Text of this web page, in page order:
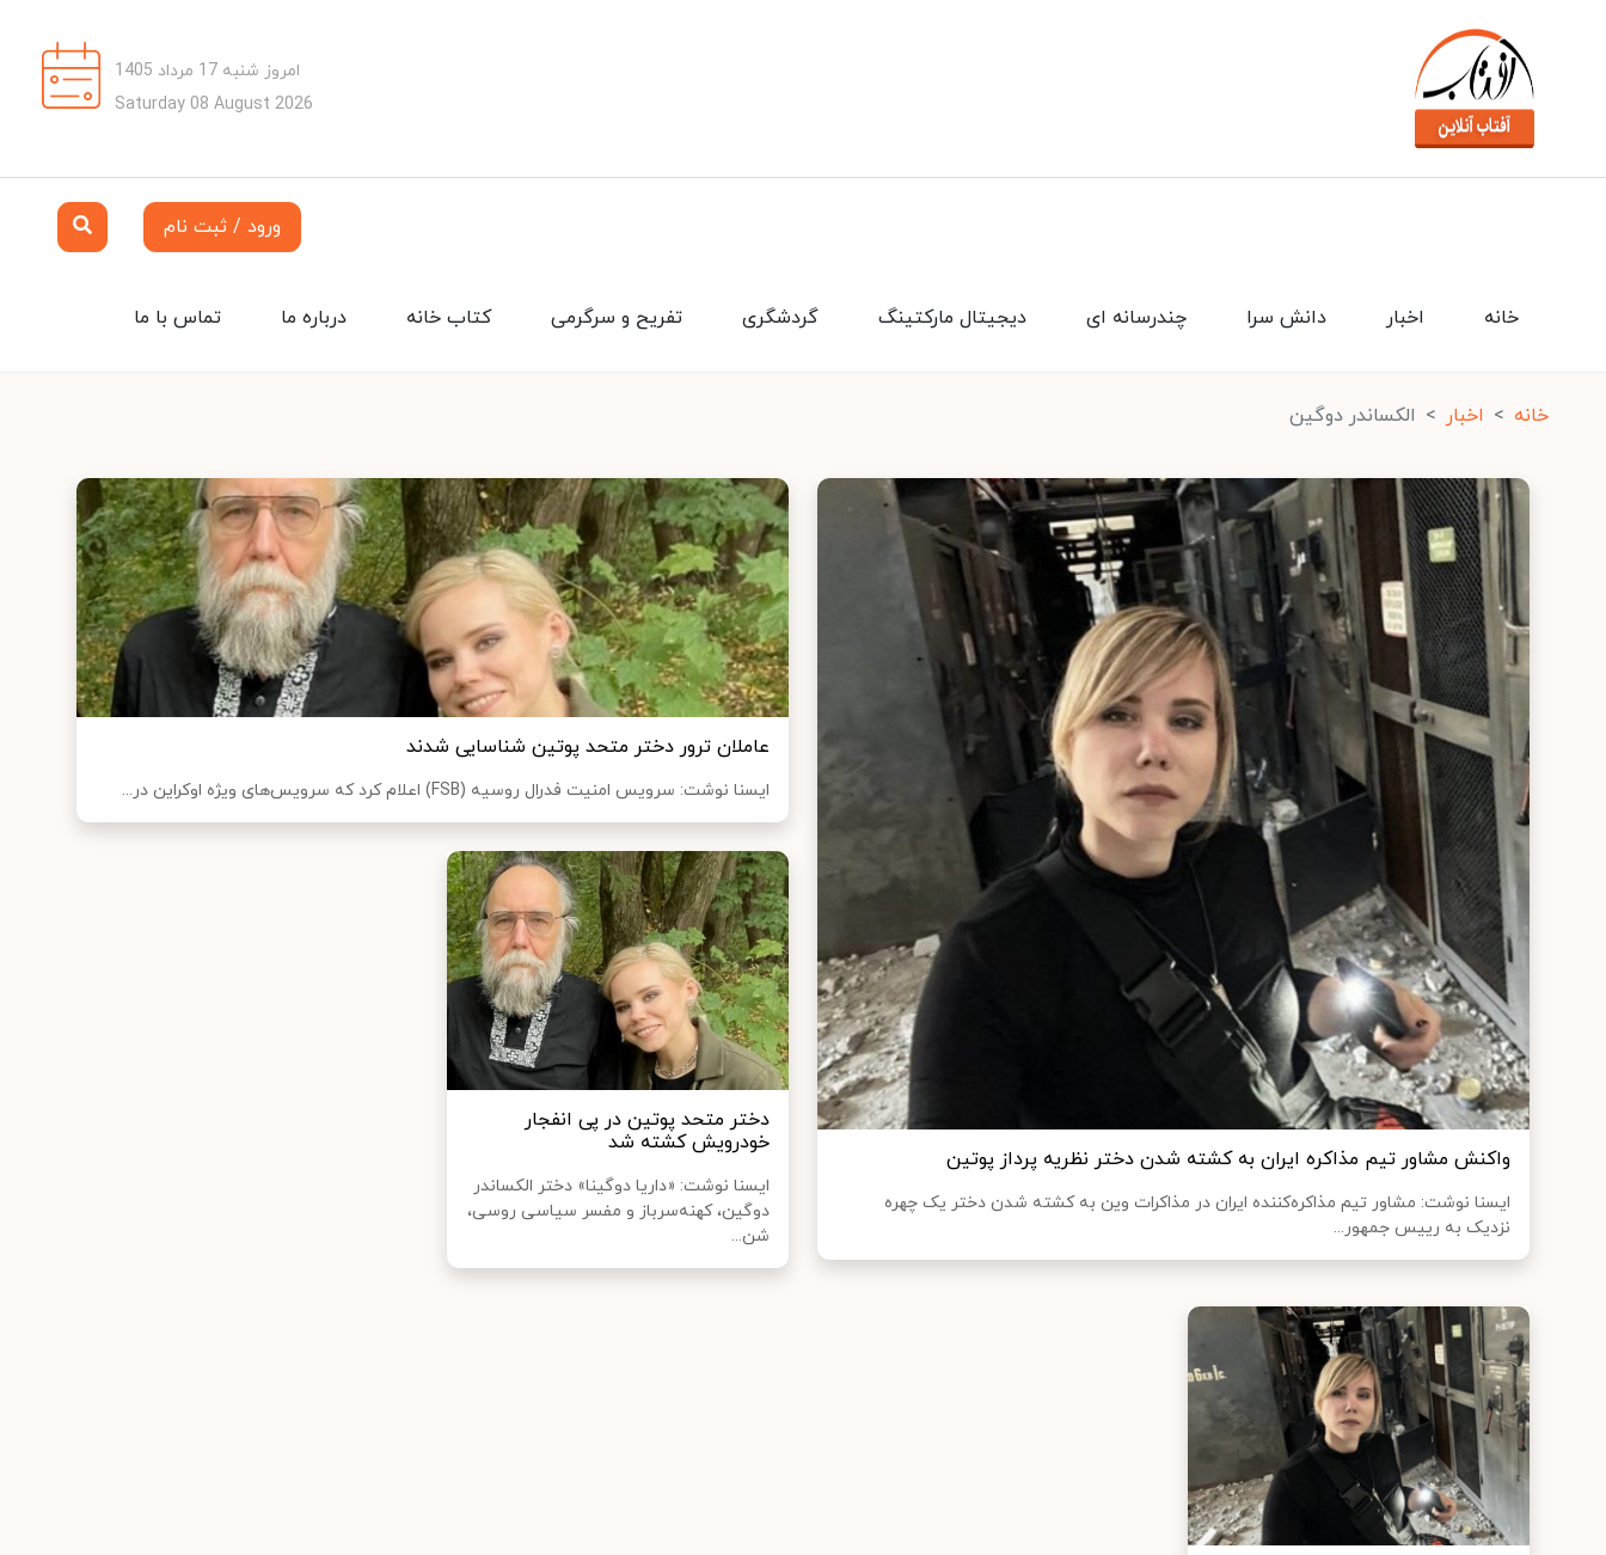
امروز شنبه 17 مرداد 1405
Saturday 08 August 2026
ورود / ثبت نام
تماس با ما درباره ما کتاب خانه تفریح و سرگرمی گردشگری دیجیتال مارکتینگ چندرسانه ای دانش سرا اخبار خانه
خانه اخبار الکساندر دوگین
واکنش مشاور تیم مذاکره‌ ایران به کشته شدن دختر نظریه پرداز پوتین
ایسنا نوشت: مشاور تیم مذاکره‌کننده ایران در مذاکرات وین به کشته شدن دختر یک چهره
نزدیک به رییس جمهور...
عاملان ترور دختر متحد پوتین شناسایی شدند
ایسنا نوشت: سرویس امنیت فدرال روسیه (FSB) اعلام کرد که سرویس‌های ویژه اوکراین در...
دختر متحد پوتین در پی انفجار
خودرویش کشته شد
ایسنا نوشت: «داریا دوگینا» دختر الکساندر
دوگین، کهنه‌سرباز و مفسر سیاسی روسی،
شن...